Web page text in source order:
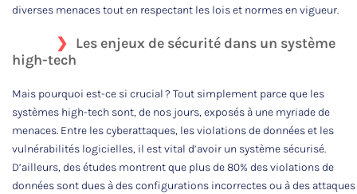
diverses menaces tout en respectant les lois et normes en vigueur.
Les enjeux de sécurité dans un système
high-tech
Mais pourquoi est-ce si crucial ? Tout simplement parce que les
systèmes high-tech sont, de nos jours, exposés à une myriade de
menaces. Entre les cyberattaques, les violations de données et les
vulnérabilités logicielles, il est vital d’avoir un système sécurisé.
D’ailleurs, des études montrent que plus de 80% des violations de
données sont dues à des configurations incorrectes ou à des attaques